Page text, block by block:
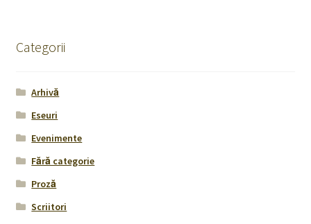
Categorii
Arhivă
Eseuri
Evenimente
Fără categorie
Proză
Scriitori